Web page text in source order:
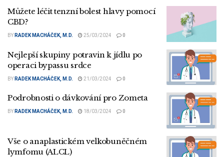
Můžete léčit tenzní bolest hlavy pomocí
CBD?
BY RADEK MACHÁČEK, M.D. 25/03/2024 0
Nejlepší skupiny potravin k jídlu po
operaci bypassu srdce
BY RADEK MACHÁČEK, M.D. 21/03/2024 0
Podrobnosti o dávkování pro Zometa
BY RADEK MACHÁČEK, M.D. 18/03/2024 0
Vše o anaplastickém velkobuněčném
lymfomu (ALCL)